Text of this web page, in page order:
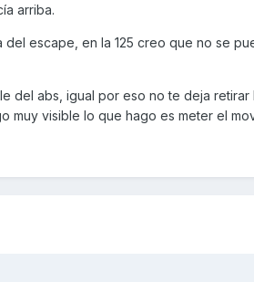
arriba.
escape, en la 125 creo que no se
del abs, igual por eso no te deja retirar
muy visible lo que hago es meter el